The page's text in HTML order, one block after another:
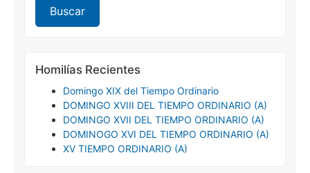
Homilías Recientes
Domingo XIX del Tiempo Ordinario
DOMINGO XVIII DEL TIEMPO ORDINARIO (A)
DOMINGO XVII DEL TIEMPO ORDINARIO (A)
DOMINOGO XVI DEL TIEMPO ORDINARIO (A)
XV TIEMPO ORDINARIO (A)